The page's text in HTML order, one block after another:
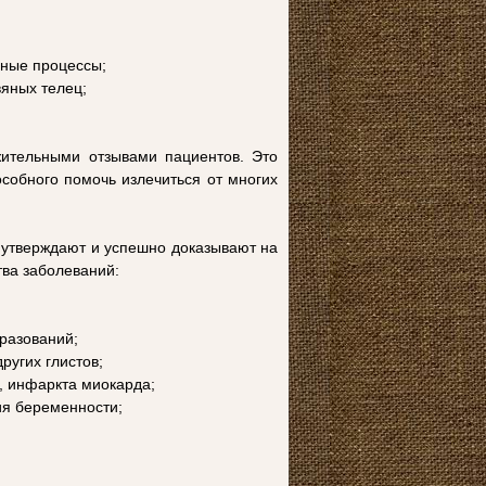
процессы;
телец;
отзывами пациентов. Это
помочь излечиться от многих
и успешно доказывают на
заболеваний:
глистов;
инфаркта миокарда;
беременности;